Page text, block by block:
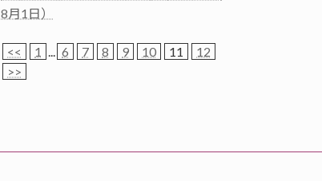
8月1日）
<< 1 ... 6 7 8 9 10 11
12
>>